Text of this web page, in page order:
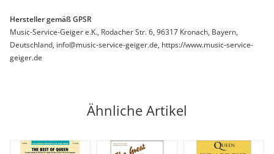
Hersteller gemäß GPSR
Music-Service-Geiger e.K., Rodacher Str. 6, 96317 Kronach, Bayern,
Deutschland, info@music-service-geiger.de, https://www.music-service-
geiger.de
Ähnliche Artikel